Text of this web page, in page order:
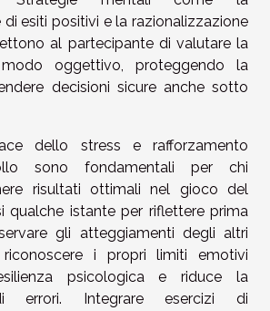
di esiti positivi e la razionalizzazione
al partecipante di valutare la
oggettivo, proteggendo la
decisioni sicure anche sotto
dello stress e rafforzamento
sono fondamentali per chi
risultati ottimali nel gioco del
qualche istante per riflettere prima
gli atteggiamenti degli altri
i propri limiti emotivi
psicologica e riduce la
errori. Integrare esercizi di